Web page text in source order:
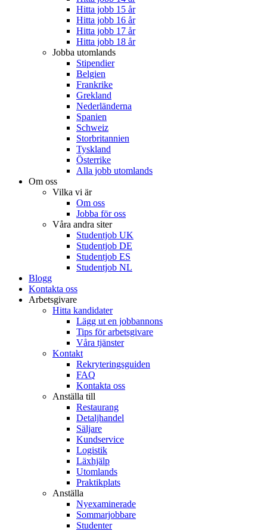
Hitta jobb 15 år
Hitta jobb 16 år
Hitta jobb 17 år
Hitta jobb 18 år
Jobba utomlands
Stipendier
Belgien
Frankrike
Grekland
Nederländerna
Spanien
Schweiz
Storbritannien
Tyskland
Österrike
Alla jobb utomlands
Om oss
Vilka vi är
Om oss
Jobba för oss
Våra andra siter
Studentjob UK
Studentjob DE
Studentjob ES
Studentjob NL
Blogg
Kontakta oss
Arbetsgivare
Hitta kandidater
Lägg ut en jobbannons
Tips för arbetsgivare
Våra tjänster
Kontakt
Rekryteringsguiden
FAQ
Kontakta oss
Anställa till
Restaurang
Detaljhandel
Säljare
Kundservice
Logistik
Läxhjälp
Utomlands
Praktikplats
Anställa
Nyexaminerade
Sommarjobbare
Studenter